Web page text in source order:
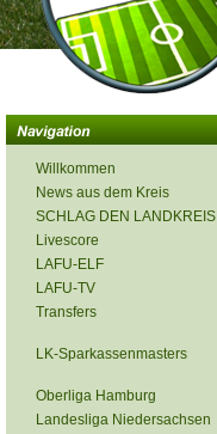
Willkommen
News aus dem Kreis
SCHLAG DEN LANDKREIS
Livescore
LAFU-ELF
LAFU-TV
Transfers
LK-Sparkassenmasters
Oberliga Hamburg
Landesliga Niedersachsen